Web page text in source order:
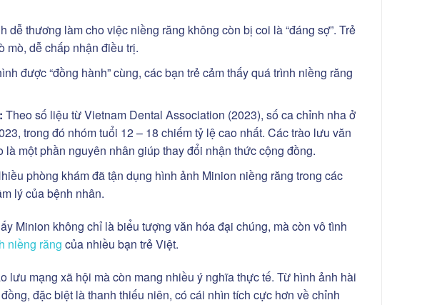
dễ thương làm cho việc niềng răng không còn bị coi là “đáng sợ”. Trẻ
mò, dễ chấp nhận điều trị.
được “đồng hành” cùng, các bạn trẻ cảm thấy quá trình niềng răng
Theo số liệu từ Vietnam Dental Association (2023), số ca chỉnh nha ở
trong đó nhóm tuổi 12 – 18 chiếm tỷ lệ cao nhất. Các trào lưu văn
một phần nguyên nhân giúp thay đổi nhận thức cộng đồng.
phòng khám đã tận dụng hình ảnh Minion niềng răng trong các
lý của bệnh nhân.
Minion không chỉ là biểu tượng văn hóa đại chúng, mà còn vô tình
niềng răng của nhiều bạn trẻ Việt.
lưu mạng xã hội mà còn mang nhiều ý nghĩa thực tế. Từ hình ảnh hài
đặc biệt là thanh thiếu niên, có cái nhìn tích cực hơn về chỉnh